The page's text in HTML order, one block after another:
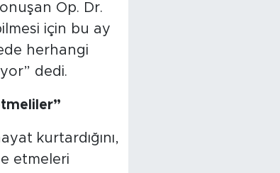
Op. Dr.
için bu ay
herhangi
dedi.
kurtardığını,
etmeleri